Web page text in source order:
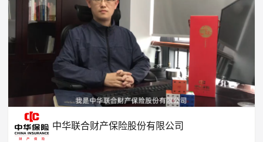
中华联合财产保险股份有限公司